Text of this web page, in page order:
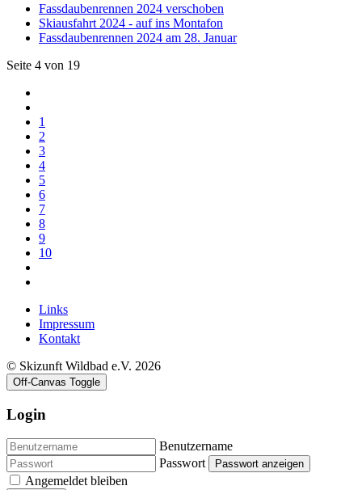
Fassdaubenrennen 2024 verschoben
Skiausfahrt 2024 - auf ins Montafon
Fassdaubenrennen 2024 am 28. Januar
Seite 4 von 19
1
2
3
4
5
6
7
8
9
10
Links
Impressum
Kontakt
© Skizunft Wildbad e.V. 2026
Off-Canvas Toggle
Login
Benutzername
Passwort
Passwort anzeigen
Angemeldet bleiben